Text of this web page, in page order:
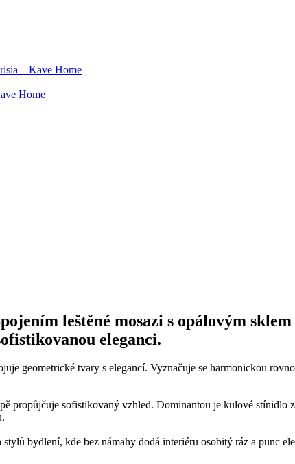
– Kave Home
Home
leštěné mosazi s opálovým
eleganci.
geometrické tvary s elegancí. Vyznačuje se harmonickou
propůjčuje sofistikovaný vzhled. Dominantou je kulové
bydlení, kde bez námahy dodá interiéru osobitý ráz a punc